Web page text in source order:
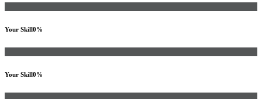
Your Skill0%
Your Skill0%